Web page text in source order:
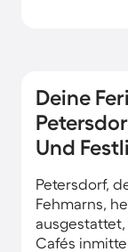
Deine
Und
Petersdorf,
Fehmarns,
Cafés